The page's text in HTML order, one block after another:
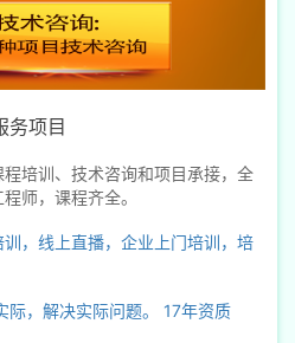
务项目
培训、技术咨询和项目承接，全
师，课程齐全。
，线上直播，企业上门培训，培
，解决实际问题。 17年资质